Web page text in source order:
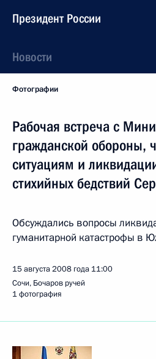
Президент России
Новости
Фотографии
Рабочая встреча с
гражданской обороны,
ситуациям и
стихийных бедствий
Обсуждались вопросы
гуманитарной катастрофы в
15 августа 2008 года 11:00
Сочи, Бочаров ручей
1 фотография